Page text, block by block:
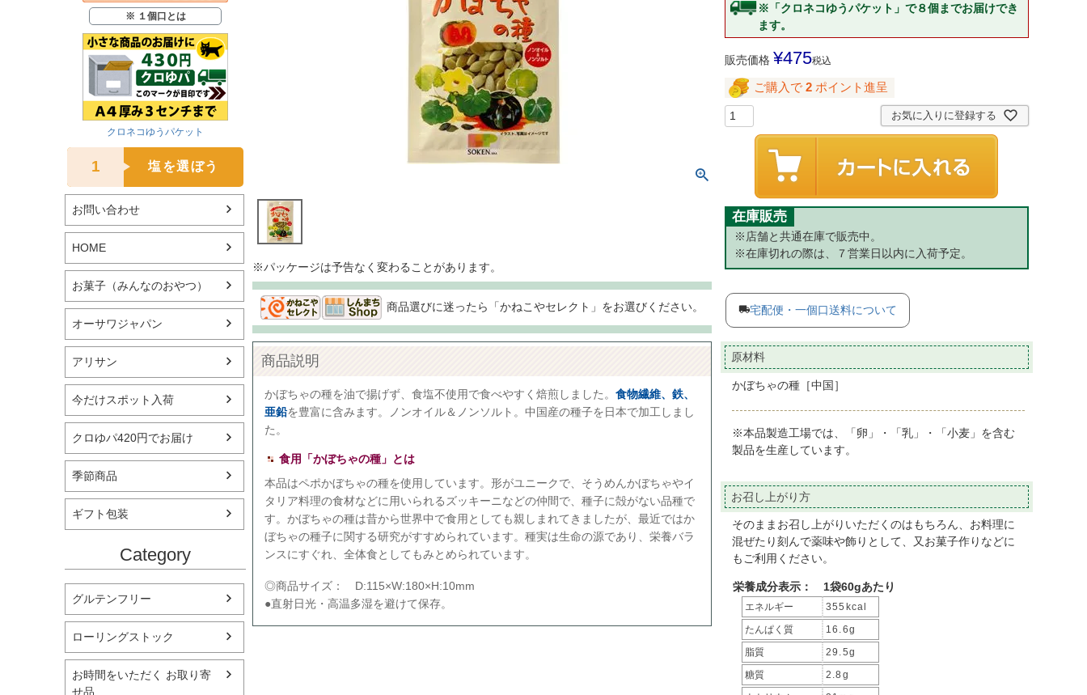
※ １個口とは
クロネコゆうパケット
1 塩を選ぼう
お問い合わせ
HOME
お菓子（みんなのおやつ）
オーサワジャパン
アリサン
今だけスポット入荷
クロゆパ420円でお届け
季節商品
ギフト包装
Category
グルテンフリー
ローリングストック
お時間をいただく お取り寄
せ品
※パッケージは予告なく変わることがあります。
商品選びに迷ったら「かねこやセレクト」をお選びください。
商品説明
かぼちゃの種を油で揚げず、食塩不使用で食べやすく焙煎しました。 食物繊維、鉄、
亜鉛を豊富に含みます。ノンオイル＆ノンソルト。中国産の種子を日本で加工しまし
た。
食用「かぼちゃの種」とは
本品はペポかぼちゃの種を使用しています。形がユニークで、そうめんかぼちゃやイ
タリア料理の食材などに用いられるズッキーニなどの仲間で、種子に殻がない品種で
す。かぼちゃの種は昔から世界中で食用としても親しまれてきましたが、最近ではか
ぼちゃの種子に関する研究がすすめられています。種実は生命の源であり、栄養バラ
ンスにすぐれ、全体食としてもみとめられています。
◎商品サイズ： D:115×W:180×H:10mm
●直射日光・高温多湿を避けて保存。
※「クロネコゆうパケット」で８個までお届けでき
ます。
販売価格 ¥475税込
ご購入で 2 ポイント進呈
お気に入りに登録する
在庫販売
※店舗と共通在庫で販売中。
※在庫切れの際は、７営業日以内に入荷予定。
宅配便・一個口送料について
原材料
かぼちゃの種［中国］
※本品製造工場では、「卵」・「乳」・「小麦」を含む
製品を生産しています。
お召し上がり方
そのままお召し上がりいただくのはもちろん、お料理に
混ぜたり刻んで薬味や飾りとして、又お菓子作りなどに
もご利用ください。
栄養成分表示： 1袋60gあたり
エネルギー
355kcal
たんぱく質
16.6g
脂質
29.5g
糖質
2.8g